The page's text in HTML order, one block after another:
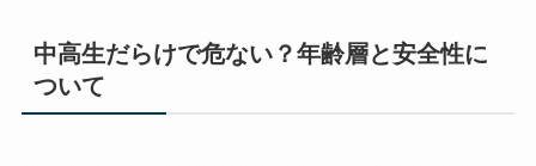
中高生だらけで危ない？年齢層と安全性に
ついて